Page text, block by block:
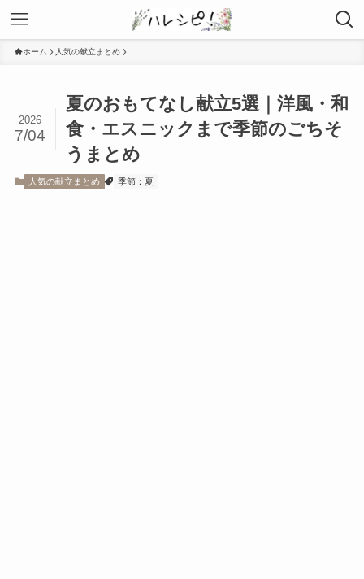
ホーム 人気の献立まとめ
夏のおもてなし献立5選｜洋風・和
食・エスニックまで季節のごちそ
うまとめ
2026
7/04
人気の献立まとめ 季節：夏